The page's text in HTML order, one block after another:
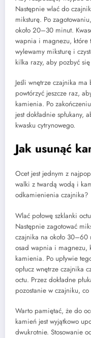
Następnie wlać do
miksturę. Po
około 20–30 minut.
wapnia i magnezu, które
wylewamy miksturę i
kilka razy, aby pozbyć się
Jeśli wnętrze czajnika
powtórzyć jeszcze raz,
kamienia. Po
jest dokładnie spłukany,
kwasku cytrynowego.
Jak usunąć
Ocet jest jednym z
walki z twardą wodą i
odkamienienia czajnika?
Wlać połowę szklanki
Następnie zagotować
czajnika na około 30–60
osad wapnia i magnezu,
kamienia. Po upływie
opłucz wnętrze czajnika
octu. Przez dokładne
pozostanie w czajniku,
Warto pamiętać, że do
kamień jest wyjątkowo
dwukrotnie. Stosowanie